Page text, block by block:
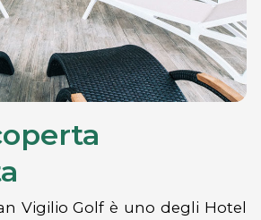
Vigilio Golf è uno degli Hotel